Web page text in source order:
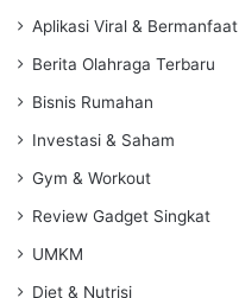
Aplikasi Viral & Bermanfaat
Berita Olahraga Terbaru
Bisnis Rumahan
Investasi & Saham
Gym & Workout
Review Gadget Singkat
UMKM
Diet & Nutrisi